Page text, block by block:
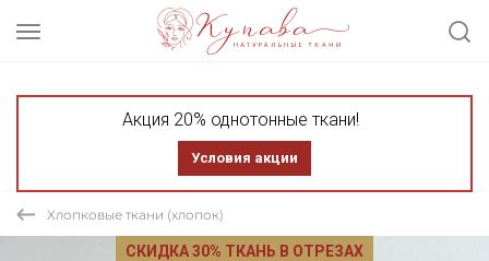
Акция 20% однотонные ткани!
Условия акции
Хлопковые ткани (хлопок)
СКИДКА 30% ТКАНЬ В ОТРЕЗАХ